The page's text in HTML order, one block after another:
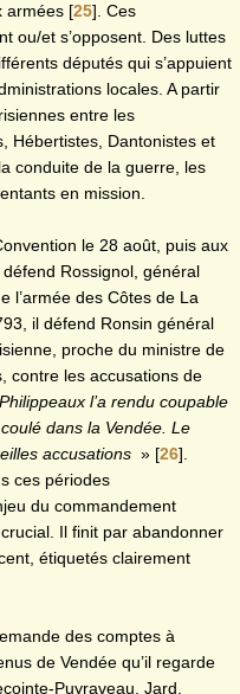
armées [25]. Ces
ou/et s’opposent. Des luttes
députés qui s’appuient
locales. A partir
entre les
Hébertistes, Dantonistes et
conduite de la guerre, les
en mission.
le 28 août, puis aux
Rossignol, général
l’armée des Côtes de La
il défend Ronsin général
proche du ministre de
contre les accusations de
Philippeaux l’a rendu coupable
dans la Vendée. Le
accusations » [26]
ces périodes
du commandement
Il finit par abandonner
étiquetés clairement
des comptes à
de Vendée qu’il regarde
Puyraveau, Jard,